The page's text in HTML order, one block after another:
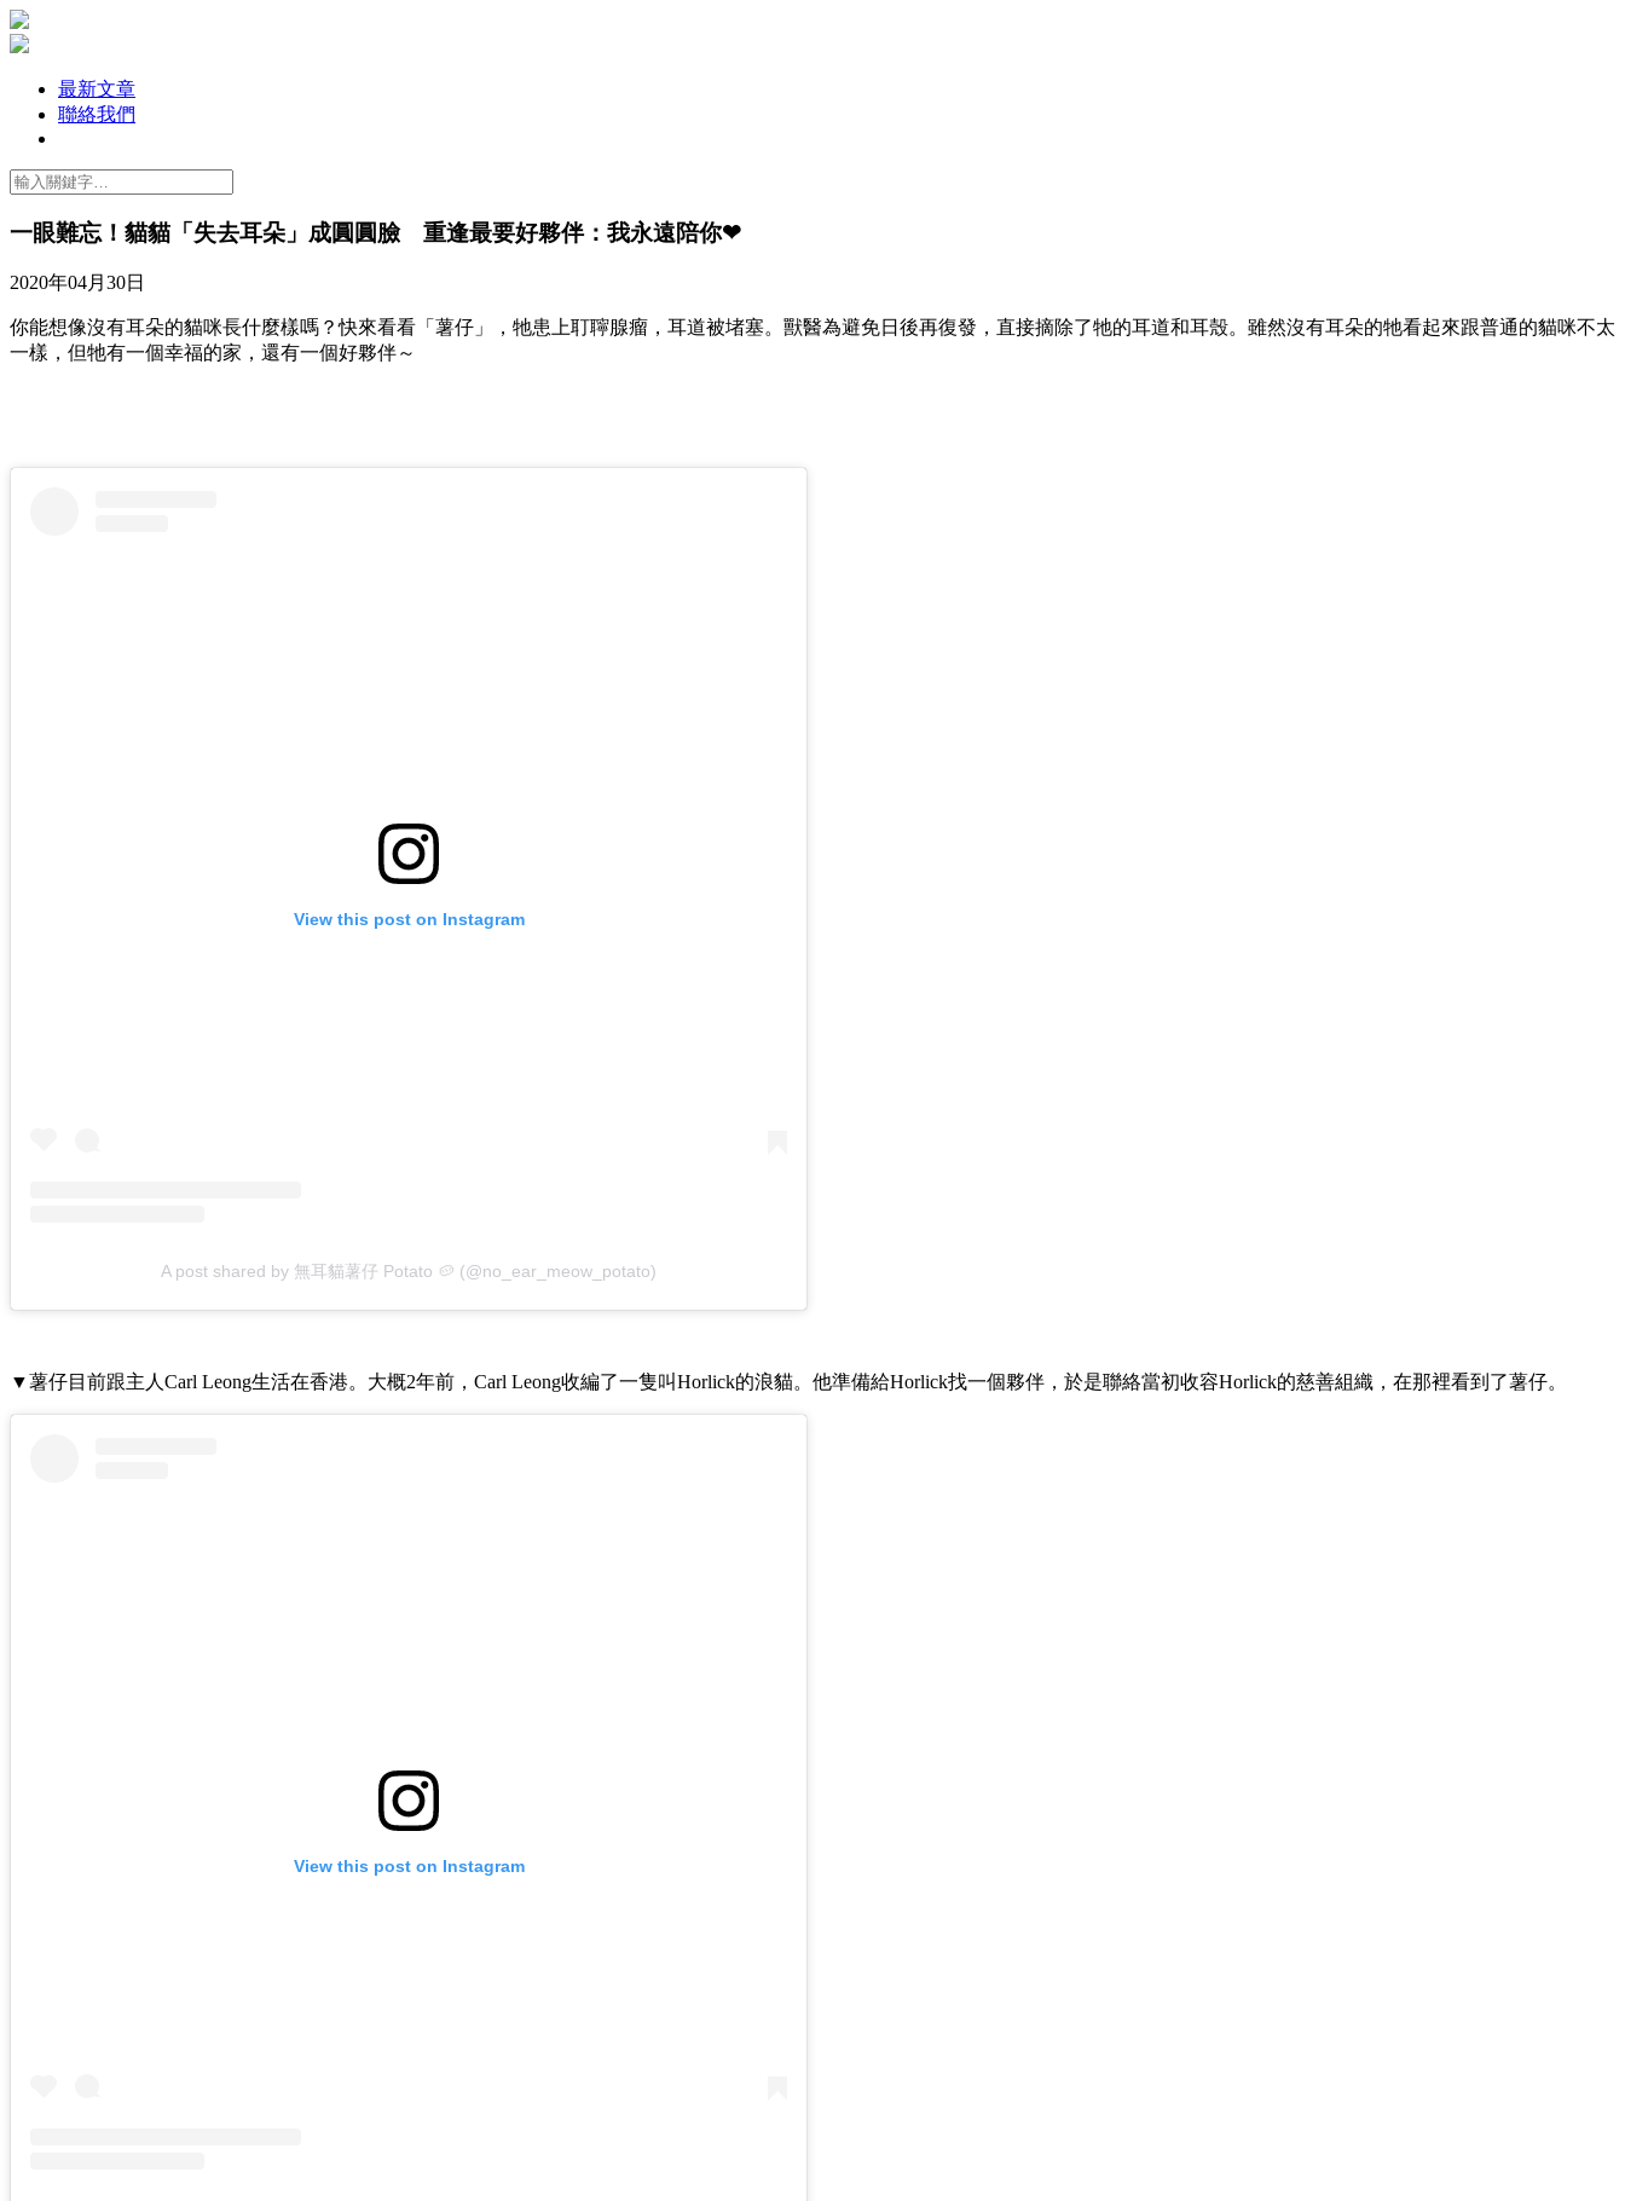
最新文章
聯絡我們
一眼難忘！貓貓「失去耳朵」成圓圓臉 重逢最要好夥伴：我永遠陪你❤
2020年04月30日
你能想像沒有耳朵的貓咪長什麼樣嗎？快來看看「薯仔」，牠患上耵聹腺瘤，耳道被堵塞。獸醫為避免日後再復發，直接摘除了牠的耳道和耳殼。雖然沒有耳朵的牠看起來跟普通的貓咪不太
一樣，但牠有一個幸福的家，還有一個好夥伴～
View this post on Instagram
A post shared by 無耳貓薯仔 Potato 🥔 (@no_ear_meow_potato)
▼薯仔目前跟主人Carl Leong生活在香港。大概2年前，Carl Leong收編了一隻叫Horlick的浪貓。他準備給Horlick找一個夥伴，於是聯絡當初收容Horlick的慈善組織，在那裡看到了薯仔。
View this post on Instagram